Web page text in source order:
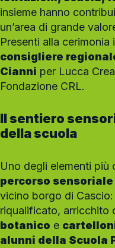
insieme hanno
un’area di grande
Presenti alla cerimonia
consigliere
Cianni per Lucca
Fondazione CRL.
Il sentiero
della scuola
Uno degli elementi
percorso sensoriale
vicino borgo di
riqualificato, arricchito
botanico e
alunni della Scuola